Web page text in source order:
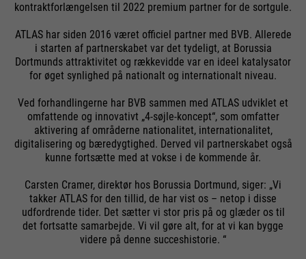
kontraktforlængelsen til 2022 premium partner for de sortgule.
ATLAS har siden 2016 været officiel partner med BVB. Allerede
i starten af partnerskabet var det tydeligt, at Borussia
Dortmunds attraktivitet og rækkevidde var en ideel katalysator
for øget synlighed på nationalt og internationalt niveau.
Ved forhandlingerne har BVB sammen med ATLAS udviklet et
omfattende og innovativt „4-søjle-koncept“, som omfatter
aktivering af områderne nationalitet, internationalitet,
digitalisering og bæredygtighed. Derved vil partnerskabet også
kunne fortsætte med at vokse i de kommende år.
Carsten Cramer, direktør hos Borussia Dortmund, siger: „Vi
takker ATLAS for den tillid, de har vist os – netop i disse
udfordrende tider. Det sætter vi stor pris på og glæder os til
det fortsatte samarbejde. Vi vil gøre alt, for at vi kan bygge
videre på denne succeshistorie. “